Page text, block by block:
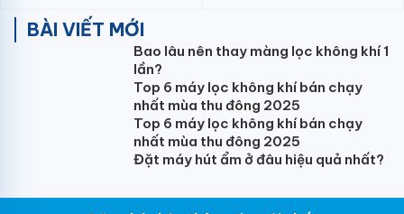
BÀI VIẾT MỚI
Bao lâu nên thay màng lọc không khí 1
lần?
Top 6 máy lọc không khí bán chạy
nhất mùa thu đông 2025
Top 6 máy lọc không khí bán chạy
nhất mùa thu đông 2025
Đặt máy hút ẩm ở đâu hiệu quả nhất?